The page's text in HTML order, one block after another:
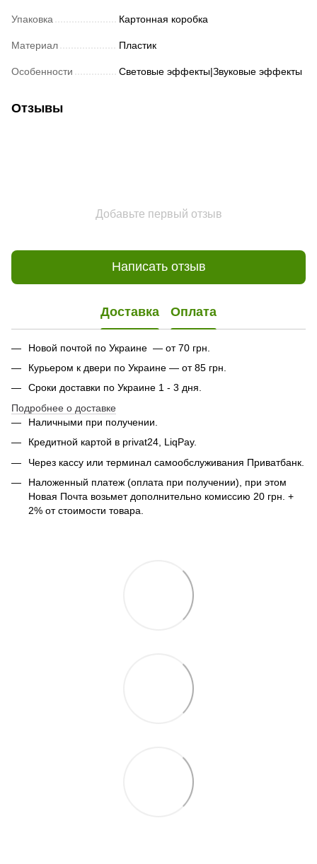
Упаковка Картонная коробка
Материал Пластик
Особенности Световые эффекты|Звуковые эффекты
Отзывы
Добавьте первый отзыв
Написать отзыв
Доставка Оплата
Новой почтой по Украине — от 70 грн.
Курьером к двери по Украине — от 85 грн.
Сроки доставки по Украине 1 - 3 дня.
Подробнее о доставке
Наличными при получении.
Кредитной картой в privat24, LiqPay.
Через кассу или терминал самообслуживания Приватбанк.
Наложенный платеж (оплата при получении), при этом
Новая Почта возьмет дополнительно комиссию 20 грн. +
2% от стоимости товара.